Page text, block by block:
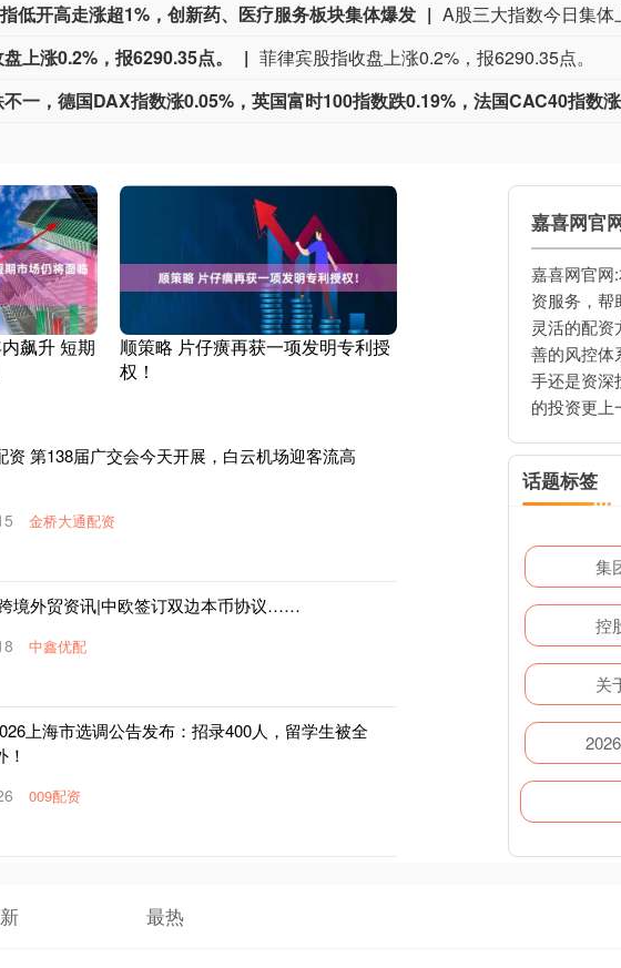
低开高走涨超1%，创新药、医疗服务板块集体爆发
上涨0.2%，报6290.35点。
菲律宾股指收盘上涨0.2%，报6290.35点。
飙升 短期
顺策略 片仔癀再获一项发明专利授
权！
资 第138届广交会今天开展，白云机场迎客流高
金桥大通配资
境外贸资讯|中欧签订双边本币协议……
中鑫优配
上海市选调公告发布：招录400人，留学生被全
009配资
嘉喜网官
嘉喜网官网
资服务，帮
灵活的配
善的风控体
手还是资深
的投资更上
话题标签
集
控
关
最热